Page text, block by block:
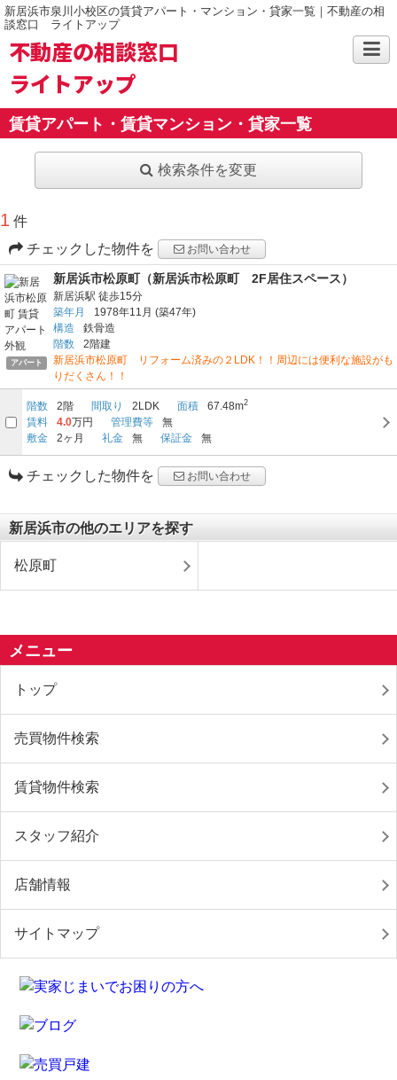
新居浜市泉川小校区の賃貸アパート・マンション・貸家一覧｜不動産の相
談窓口 ライトアップ
不動産の相談窓口
ライトアップ
賃貸アパート・賃貸マンション・貸家一覧
検索条件を変更
1 件
チェックした物件を
お問い合わせ
アパート
新居浜市松原町（新居浜市松原町 2F居住スペース）
新居浜駅 徒歩15分
築年月
1978年11月 (築47年)
構造
鉄骨造
階数
2階建
新居浜市松原町 リフォーム済みの２LDK！！周辺には便利な施設がも
りだくさん！！
階数 2階 間取り 2LDK 面積 67.48m2
賃料 4.0万円 管理費等
無
敷金
2ヶ月 礼金 無 保証金 無
チェックした物件を お問い合わせ
新居浜市の他のエリアを探す
松原町
メニュー
トップ
売買物件検索
賃貸物件検索
スタッフ紹介
店舗情報
サイトマップ